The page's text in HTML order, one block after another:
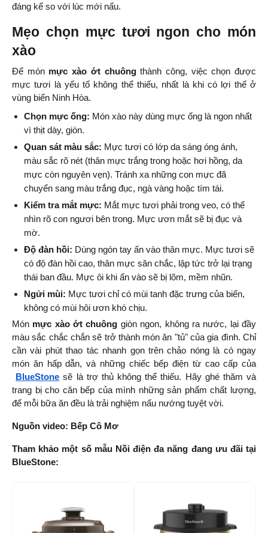
đáng kể so với lúc mới nấu.
Mẹo chọn mực tươi ngon cho món
xào
Để món mực xào ớt chuông thành công, việc chọn được
mực tươi là yếu tố không thể thiếu, nhất là khi có lợi thế ở
vùng biển Ninh Hòa.
Chọn mực ống: Món xào này dùng mực ống là ngon nhất
vì thịt dày, giòn.
Quan sát màu sắc: Mực tươi có lớp da sáng óng ánh,
màu sắc rõ nét (thân mực trắng trong hoặc hơi hồng, da
mực còn nguyên vẹn). Tránh xa những con mực đã
chuyển sang màu trắng đục, ngà vàng hoặc tím tái.
Kiểm tra mắt mực: Mắt mực tươi phải trong veo, có thể
nhìn rõ con ngươi bên trong. Mực ươn mắt sẽ bị đục và
mờ.
Độ đàn hồi: Dùng ngón tay ấn vào thân mực. Mực tươi sẽ
có độ đàn hồi cao, thân mực săn chắc, lập tức trở lại trạng
thái ban đầu. Mực ôi khi ấn vào sẽ bị lõm, mềm nhũn.
Ngửi mùi: Mực tươi chỉ có mùi tanh đặc trưng của biển,
không có mùi hôi ươn khó chịu.
Món mực xào ớt chuông giòn ngon, không ra nước, lại đầy
màu sắc chắc chắn sẽ trở thành món ăn "tủ" của gia đình. Chỉ
cần vài phút thao tác nhanh gọn trên chảo nóng là có ngay
món ăn hấp dẫn, và những chiếc bếp điện từ cao cấp của
BlueStone sẽ là trợ thủ không thể thiếu. Hãy ghé thăm và
trang bị cho căn bếp của mình những sản phẩm chất lượng,
để mỗi bữa ăn đều là trải nghiệm nấu nướng tuyệt vời.
Nguồn video: Bếp Cô Mơ
Tham khảo một số mẫu Nồi điện đa năng đang ưu đãi tại
BlueStone: